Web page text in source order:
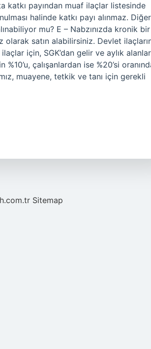
katkı payından muaf ilaçlar listesinde
halinde katkı payı alınmaz. Diğer
mu? E – Nabzınızda kronik bir
olarak satın alabilirsiniz. Devlet
için, SGK’dan gelir ve aylık alanlar
çalışanlardan ise %20’si
muayene, tetkik ve tanı için gerekli
Sitemap